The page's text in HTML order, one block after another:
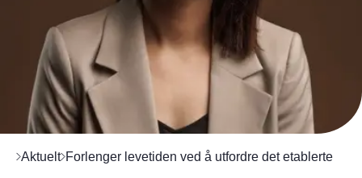
Aktuelt Forlenger levetiden ved å utfordre det etablerte